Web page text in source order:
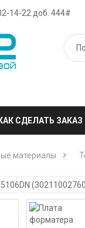
14-22 доб. 444#
КАК СДЕЛАТЬ ЗАКАЗ
материалы